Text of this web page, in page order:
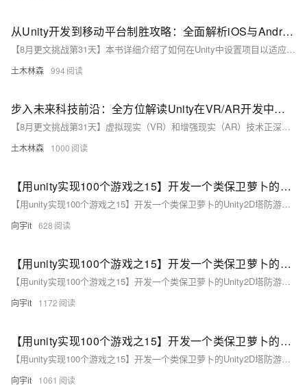
从Unity开发到移动平台制胜攻略：全面解析iOS与Android应用发布流程，助你轻松掌握跨平台发布技巧，打造爆款手游不是梦——性能优化、广告集成与内购设置全包含
【8月更文挑战第31天】本书详细介绍了如何在Unity中设置项目以适应移动设备，涵盖性能优化、集成广告及内购功能等关键步骤。通过具体示例和代码片段，指导读者完成iOS和Android应用的打包与发布，确保应用顺利上线并获得成功。无论是性能调整还是平台特定的操作，本书均提供了全面的解决方案。
土木林森 994
步入未来科技前沿：全方位解读Unity在VR/AR开发中的应用技巧，带你轻松打造震撼人心的沉浸式虚拟现实与增强现实体验——附详细示例代码与实战指南
【8月更文挑战第31天】虚拟现实（VR）和增强现实（AR）技术正深刻改变生活，从教育、娱乐到医疗、工业，应用广泛。Unity作为强大的游戏开发引擎，适用于构建高质量的VR/AR应用，支持Oculus Rift、HTC Vive、Microsoft HoloLens、ARKit和ARCore等平台。本文将介绍如何使用Unity创建沉浸式虚拟体验，包括设置项目、添加相机、处理用户输入等，并通过具体示例代码展示实现过程。无论是完全沉浸式的VR体验，还是将数字内容叠加到现实世界的AR应用，Unity均提供了所需的一切工具。
土木林森 1000
【用unity实现100个游戏之15】开发一个类保卫萝卜的Unity2D塔防游戏4（附项目源码）
【用unity实现100个游戏之15】开发一个类保卫萝卜的Unity2D塔防游戏4（附项目源码）
向宇it 628
【用unity实现100个游戏之15】开发一个类保卫萝卜的Unity2D塔防游戏3（附项目源码）
【用unity实现100个游戏之15】开发一个类保卫萝卜的Unity2D塔防游戏3（附项目源码）
向宇it 1172
【用unity实现100个游戏之15】开发一个类保卫萝卜的Unity2D塔防游戏1（附项目源码）
【用unity实现100个游戏之15】开发一个类保卫萝卜的Unity2D塔防游戏1（附项目源码）
向宇it 1061